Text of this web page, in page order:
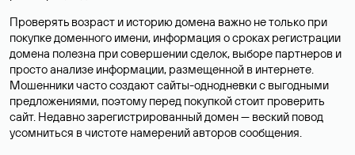
Проверять возраст и историю домена важно не только при
покупке доменного имени, информация о сроках регистрации
домена полезна при совершении сделок, выборе партнеров и
просто анализе информации, размещенной в интернете.
Мошенники часто создают сайты-однодневки с выгодными
предложениями, поэтому перед покупкой стоит проверить
сайт. Недавно зарегистрированный домен — веский повод
усомниться в чистоте намерений авторов сообщения.